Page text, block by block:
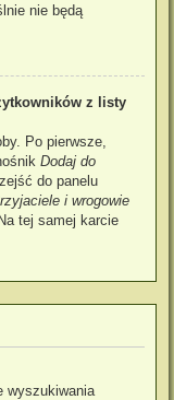
nie będą
z listy
Po pierwsze,
Dodaj do
do panelu
i wrogowie
tej samej karcie
wyszukiwania